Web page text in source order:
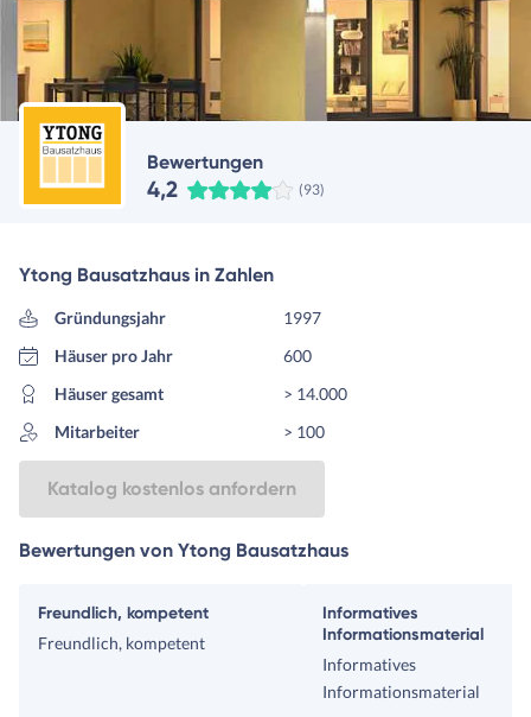
Bewertungen
4,2 (93)
Ytong Bausatzhaus in Zahlen
Gründungsjahr
1997
Häuser pro Jahr
600
Häuser gesamt
> 14.000
Mitarbeiter
> 100
Katalog kostenlos anfordern
Bewertungen von Ytong Bausatzhaus
Freundlich, kompetent
Freundlich, kompetent
Informatives
Informationsmaterial
Informatives
Informationsmaterial